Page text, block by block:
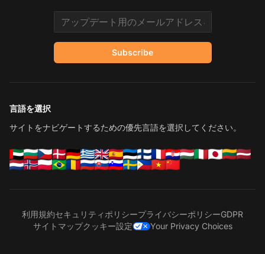
Email address
Subscribe
言語を選択
サイトをナビゲートするための優先言語を選択してください。
利用規約セキュリティポリシープライバシーポリシーGDPR
サイトマップクッキー設定 Your Privacy Choices